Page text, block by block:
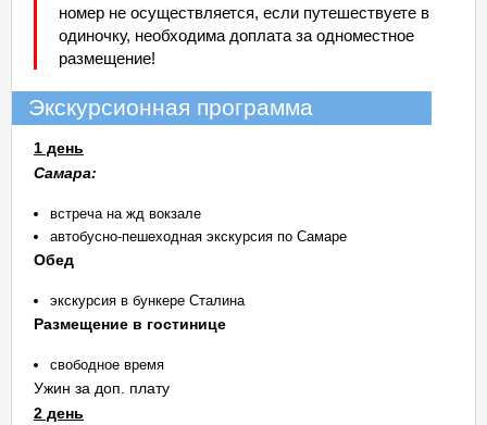
номер не осуществляется, если путешествуете в
одиночку, необходима доплата за одноместное
размещение!
Экскурсионная программа
1 день
Самара:
встреча на жд вокзале
автобусно-пешеходная экскурсия по Самаре
Обед
экскурсия в бункере Сталина
Размещение в гостинице
свободное время
Ужин за доп. плату
2 день